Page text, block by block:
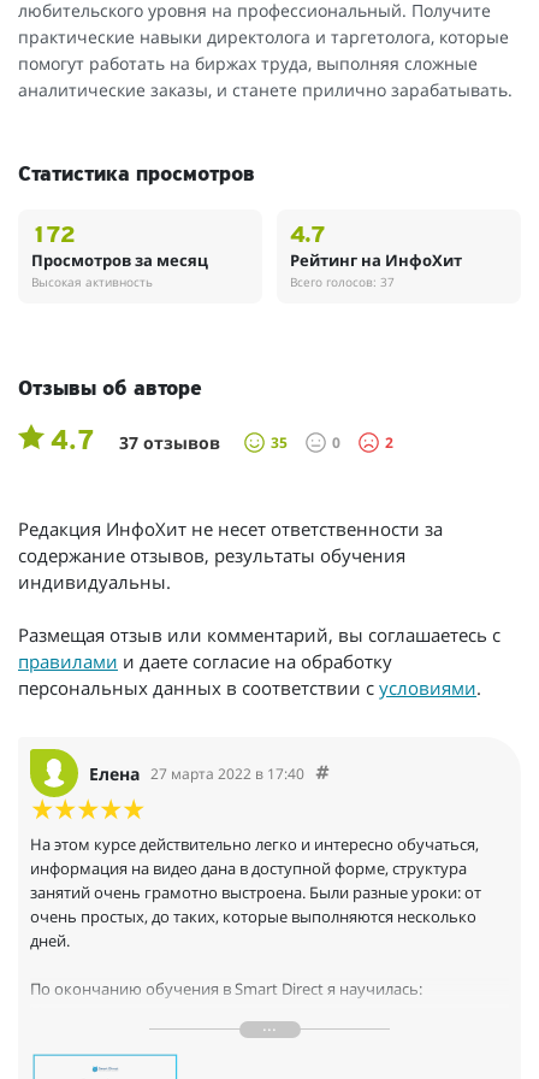
любительского уровня на профессиональный. Получите
практические навыки директолога и таргетолога, которые
помогут работать на биржах труда, выполняя сложные
аналитические заказы, и станете прилично зарабатывать.
Статистика просмотров
172
Просмотров за месяц
Высокая активность
4.7
Рейтинг на ИнфоХит
Всего голосов: 37
Отзывы об авторе
4.7 37 отзывов 35 0 2
Редакция ИнфоХит не несет ответственности за
содержание отзывов, результаты обучения
индивидуальны.
Размещая отзыв или комментарий, вы соглашаетесь с
правилами и даете согласие на обработку
персональных данных в соответствии с условиями.
Елена 27 марта 2022 в 17:40
На этом курсе действительно легко и интересно обучаться,
информация на видео дана в доступной форме, структура
занятий очень грамотно выстроена. Были разные уроки: от
очень простых, до таких, которые выполняются несколько
дней.
По окончанию обучения в Smart Direct я научилась:
заказчиком уже на начальной стадии обучения; проводить
анализ ниши потенциального клиента (изучение объема